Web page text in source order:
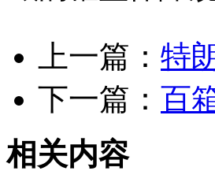
上一篇： 特
下一篇： 百
相关内容